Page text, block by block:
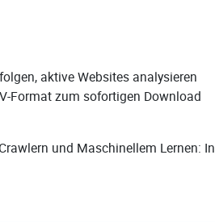
aktive Websites analysieren
Format zum sofortigen Download
und Maschinellem Lernen: In